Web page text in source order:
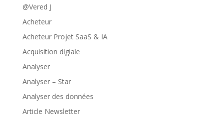
@Vered J
Acheteur
Acheteur Projet SaaS & IA
Acquisition digiale
Analyser
Analyser – Star
Analyser des données
Article Newsletter